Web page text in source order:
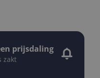
prijsdaling
zakt